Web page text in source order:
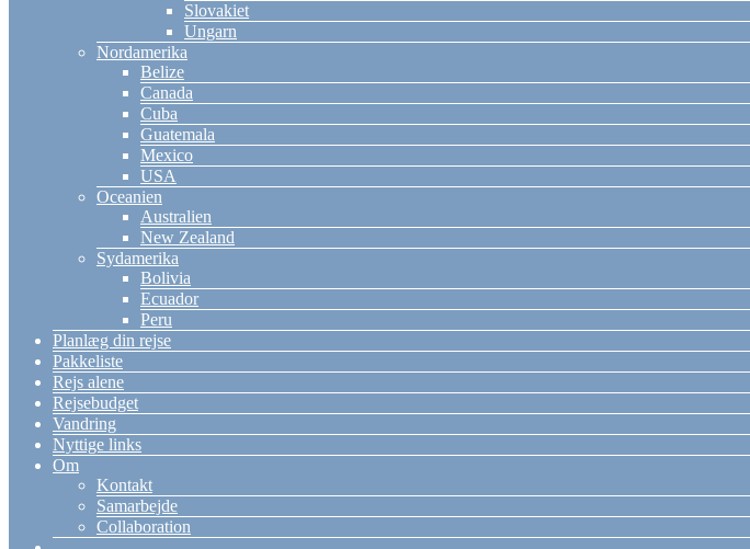
Slovakiet
Ungarn
Nordamerika
Belize
Canada
Cuba
Guatemala
Mexico
USA
Oceanien
Australien
New Zealand
Sydamerika
Bolivia
Ecuador
Peru
Planlæg din rejse
Pakkeliste
Rejs alene
Rejsebudget
Vandring
Nyttige links
Om
Kontakt
Samarbejde
Collaboration